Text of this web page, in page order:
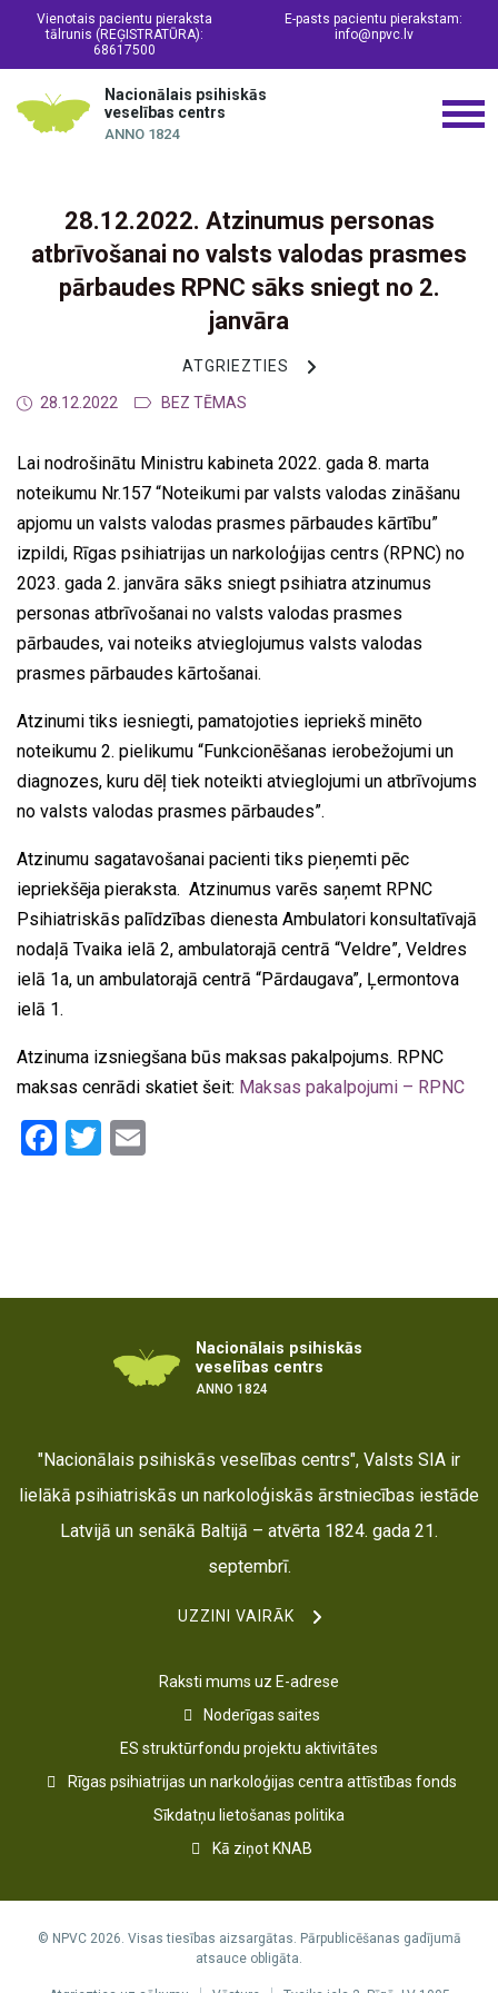
Vienotais pacientu pieraksta
tālrunis (REĢISTRATŪRA):
68617500
E-pasts pacientu pierakstam:
info@npvc.lv
Nacionālais psihiskās
veselības centrs
ANNO 1824
28.12.2022. Atzinumus personas
atbrīvošanai no valsts valodas prasmes
pārbaudes RPNC sāks sniegt no 2.
janvāra
ATGRIEZTIES
28.12.2022 BEZ TĒMAS
Lai nodrošinātu Ministru kabineta 2022. gada 8. marta
noteikumu Nr.157 “Noteikumi par valsts valodas zināšanu
apjomu un valsts valodas prasmes pārbaudes kārtību”
izpildi, Rīgas psihiatrijas un narkoloģijas centrs (RPNC) no
2023. gada 2. janvāra sāks sniegt psihiatra atzinumus
personas atbrīvošanai no valsts valodas prasmes
pārbaudes, vai noteiks atvieglojumus valsts valodas
prasmes pārbaudes kārtošanai.
Atzinumi tiks iesniegti, pamatojoties iepriekš minēto
noteikumu 2. pielikumu “Funkcionēšanas ierobežojumi un
diagnozes, kuru dēļ tiek noteikti atvieglojumi un atbrīvojums
no valsts valodas prasmes pārbaudes”.
Atzinumu sagatavošanai pacienti tiks pieņemti pēc
iepriekšēja pieraksta. Atzinumus varēs saņemt RPNC
Psihiatriskās palīdzības dienesta Ambulatori konsultatīvajā
nodaļā Tvaika ielā 2, ambulatorajā centrā “Veldre”, Veldres
ielā 1a, un ambulatorajā centrā “Pārdaugava”, Ļermontova
ielā 1.
Atzinuma izsniegšana būs maksas pakalpojums. RPNC
maksas cenrādi skatiet šeit: Maksas pakalpojumi – RPNC
Facebook
Twitter
Nacionālais psihiskās
veselības centrs
ANNO 1824
"Nacionālais psihiskās veselības centrs", Valsts SIA ir
lielākā psihiatriskās un narkoloģiskās ārstniecības iestāde
Latvijā un senākā Baltijā – atvērta 1824. gada 21.
septembrī.
UZZINI VAIRĀK
Raksti mums uz E-adrese
Noderīgas saites
ES struktūrfondu projektu aktivitātes
Rīgas psihiatrijas un narkoloģijas centra attīstības fonds
Sīkdatņu lietošanas politika
Kā ziņot KNAB
© NPVC 2026. Visas tiesības aizsargātas. Pārpublicēšanas gadījumā
atsauce obligāta.